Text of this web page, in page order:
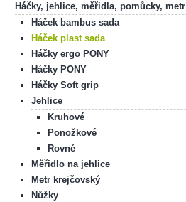
Háčky, jehlice, měřidla, pomůcky, metr
Háček bambus sada
Háček plast sada
Háčky ergo PONY
Háčky PONY
Háčky Soft grip
Jehlice
Kruhové
Ponožkové
Rovné
Měřidlo na jehlice
Metr krejčovský
Nůžky